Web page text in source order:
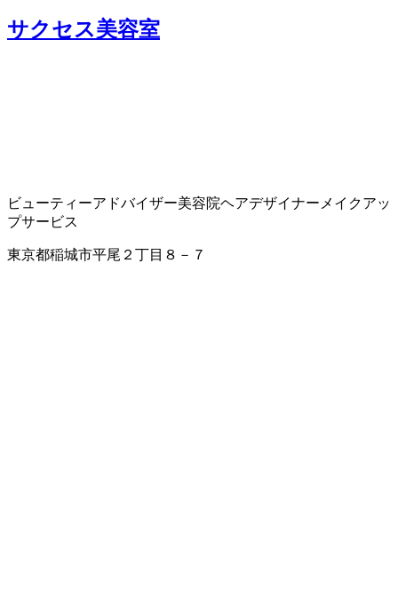
サクセス美容室
ビューティーアドバイザー美容院ヘアデザイナー メイクアッ
プサービス
東京都稲城市平尾２丁目８－７